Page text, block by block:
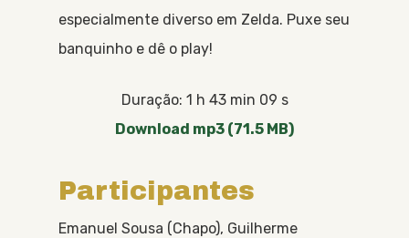
especialmente diverso em Zelda. Puxe seu
banquinho e dê o play!
Duração: 1 h 43 min 09 s
Download mp3 (71.5 MB)
Participantes
Emanuel Sousa (Chapo), Guilherme